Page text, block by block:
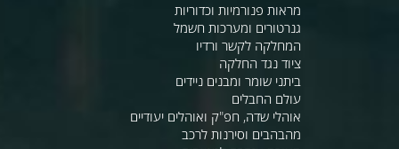
מראות פנורמיות וכדוריות
גנרטורים ומערכות חשמל
המחלקה לקשר ורדיו
ציוד נגד החלקה
ביתני שומר ומבנים ניידים
עולם החבלים
אוהלי שדה, חפ"ק ואוהלים יעודיים
מהבהבים וסירנות לרכב